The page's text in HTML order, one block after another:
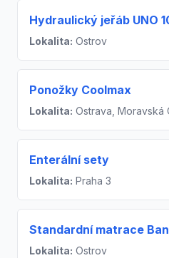
Hydraulický jeřáb UNO
Lokalita: Ostrov
Ponožky Coolmax
Lokalita: Ostrava, Moravská
Enterální sety
Lokalita: Praha 3
Standardní matrace
Lokalita: Ostrov